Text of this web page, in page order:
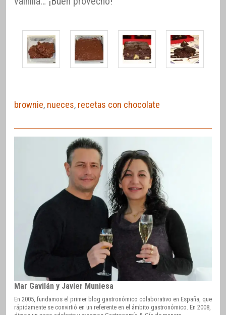
brownie, nueces, recetas con chocolate
Mar Gavilán y Javier Muniesa
En 2005, fundamos el primer blog gastronómico colaborativo en España, que
rápidamente se convirtió en un referente en el ámbito gastronómico. En 2008,